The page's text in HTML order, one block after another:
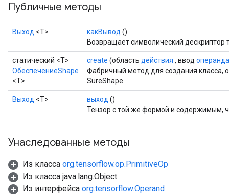
Публичные методы
Выход <Т> какВывод ()
Возвращает символический дескриптор
статический <T>
ОбеспечениеShape
<T>
create (область действия , ввод операнда
Фабричный метод для создания
SureShape.
Выход <Т> выход ()
Тензор с той же формой и содержимым,
Унаследованные методы
Из класса org.tensorflow.op.PrimitiveOp
Из класса java.lang.Object
Из интерфейса org.tensorflow.Operand